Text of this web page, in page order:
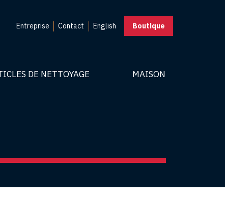
Entreprise Contact English Boutique
DE NETTOYAGE MAISON